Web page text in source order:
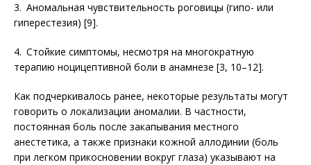
3. Аномальная чувствительность роговицы (гипо- или
гиперестезия) [9].
4. Стойкие симптомы, несмотря на многократную
терапию ноцицептивной боли в анамнезе [3, 10–12].
Как подчеркивалось ранее, некоторые результаты могут
говорить о локализации аномалии. В частности,
постоянная боль после закапывания местного
анестетика, а также признаки кожной аллодинии (боль
при легком прикосновении вокруг глаза) указывают на